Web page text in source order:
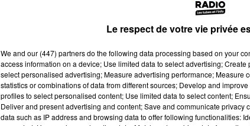
Le respect de votre vie privée
We and our (447) partnersdo the following data processing based on your
access information on a device; Use limited data to select advertising;
select personalised advertising; Measure advertising performance; Measure
statistics or combinations of data from different sources; Develop and
profiles to select personalised content; Use limited data to select content;
Deliver and present advertising and content; Save and communicate
data such as IP address and browsing data to offer following functionalities: